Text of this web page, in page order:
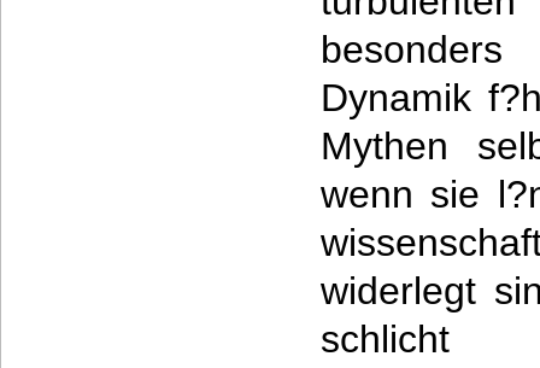
Dynamik
Mythen
wenn sie
widerlegt
schlicht